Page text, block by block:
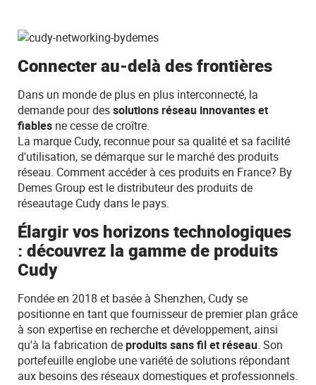
Connecter au-delà des frontières
Dans un monde de plus en plus interconnecté, la
demande pour dessolutions réseau innovantes et
fiables ne cesse de croître.
La marque Cudy, reconnue pour sa qualité et sa facilité
d'utilisation, se démarque sur le marché des produits
réseau. Comment accéder à ces produits en France? By
Demes Group est le distributeur des produits de
réseautage Cudy dans le pays.
Élargir vos horizons technologiques
: découvrez la gamme de produits
Cudy
Fondée en 2018 et basée à Shenzhen, Cudy se
positionne en tant que fournisseur de premier plan grâce
à son expertise en recherche et développement, ainsi
qu'à la fabrication deproduits sans fil et réseau. Son
portefeuille englobe une variété de solutions répondant
aux besoins des réseaux domestiques et professionnels.